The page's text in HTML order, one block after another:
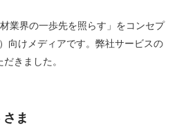
業界の一歩先を照らす」をコンセプ
向けメディアです。弊社サービスの
きました。
ま